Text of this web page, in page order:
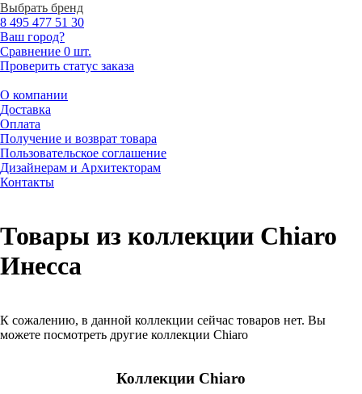
Выбрать бренд
8 495 477 51 30
Ваш город?
Сравнение 0 шт.
Проверить статус заказа
О компании
Доставка
Оплата
Получение и возврат товара
Пользовательское соглашение
Дизайнерам и Архитекторам
Контакты
Товары из коллекции Chiaro
Инесса
К сожалению, в данной коллекции сейчас товаров нет. Вы
можете посмотреть другие коллекции Chiaro
Коллекции Chiaro